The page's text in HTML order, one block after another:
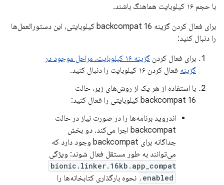
با حجم ۱۶ کیلوبایت هماهنگ باشند.
برای فعال کردن گزینه backcompat 16 کیلوبایتی، این دستورالعمل‌ها
را دنبال کنید:
برای فعال کردن
گزینه ۱۶ کیلوبایت، مراحل موجود در
گزینه فعال کردن ۱۶ کیلوبایت را دنبال کنید.
با استفاده از هر یک از روش‌های زیر، حالت
backcompat 16 کیلوبایتی را فعال کنید:
اندروید برنامه‌ها را در صورت نیاز در حالت
backcompat اجرا می‌کند. دو بخش
جداگانه برای backcompat وجود دارد که
می‌توانند به طور مستقل فعال شوند: ویژگی
bionic.linker.16kb.app_compat
.enabled نحوه بارگذاری کتابخانه‌ها را